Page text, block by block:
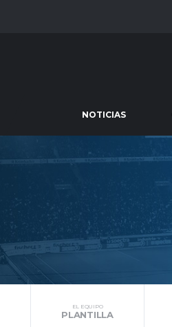
NOTICIAS
EL EQUIPO
PLANTILLA